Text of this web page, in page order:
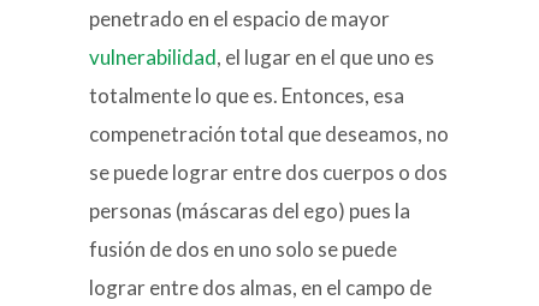
penetrado en el espacio de mayor
vulnerabilidad, el lugar en el que uno es
totalmente lo que es. Entonces, esa
compenetración total que deseamos, no
se puede lograr entre dos cuerpos o dos
personas (máscaras del ego) pues la
fusión de dos en uno solo se puede
lograr entre dos almas, en el campo de